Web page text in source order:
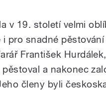
v 19. století velmi
pro snadné
František
a nakonec
členy byli